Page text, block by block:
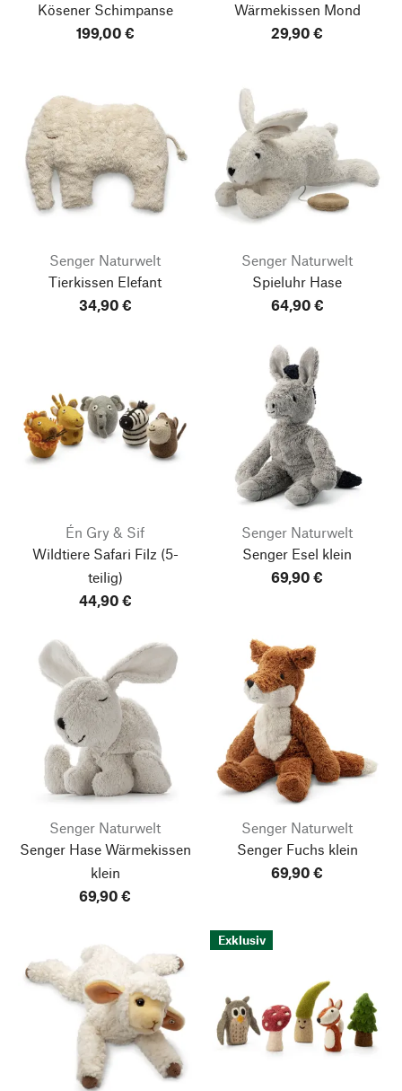
Kösener Schimpanse
199,00 €
Wärmekissen Mond
29,90 €
Senger Naturwelt
Tierkissen Elefant
34,90 €
Senger Naturwelt
Spieluhr Hase
64,90 €
Én Gry & Sif
Wildtiere Safari Filz (5-
teilig)
44,90 €
Senger Naturwelt
Senger Esel klein
69,90 €
Senger Naturwelt
Senger Hase Wärmekissen
klein
69,90 €
Senger Naturwelt
Senger Fuchs klein
69,90 €
Exklusiv